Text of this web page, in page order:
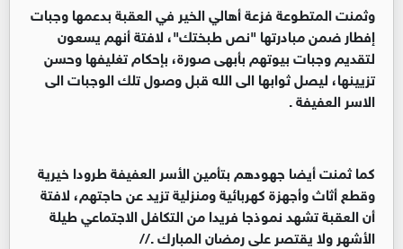
وثمنت المتطوعة فزعة أهالي الخير في العقبة بدعمها وجبات
إفطار ضمن مبادرتها "نص طبختك"، لافتة أنهم يسعون
لتقديم وجبات بيوتهم بأبهى صورة، بإحكام تغليفها وحسن
تزيينها، ليصل ثوابها الى الله قبل وصول تلك الوجبات الى
الاسر العفيفة .
كما ثمنت أيضا جهودهم بتأمين الأسر العفيفة طرودا خيرية
وقطع أثاث وأجهزة كهربائية ومنزلية تزيد عن حاجتهم، لافتة
أن العقبة تشهد نموذجا فريدا من التكافل الاجتماعي طيلة
الأشهر ولا يقتصر على رمضان المبارك .//